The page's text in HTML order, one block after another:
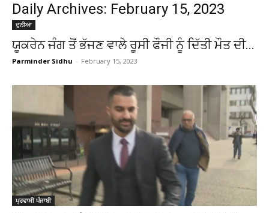
Daily Archives: February 15, 2023
ਦੁਨੀਆ
ਯੂਕਰੇਨ ਜੰਗ ਤੋਂ ਭੱਜਣ ਵਾਲੇ ਰੂਸੀ ਫੌਜੀ ਨੂੰ ਦਿੱਤੀ ਮੌਤ ਦੀ...
Parminder Sidhu - February 15, 2023
ਪ੍ਰਵਾਸੀ ਪੰਜਾਬੀ